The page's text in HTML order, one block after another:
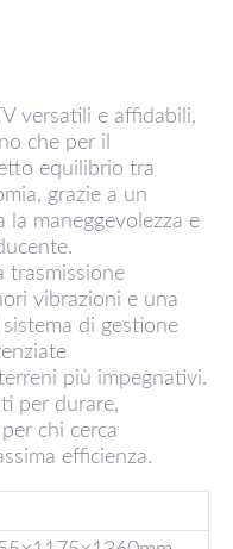
versatili e affidabili,
che per il
equilibrio tra
grazie a un
la maneggevolezza e
trasmissione
vibrazioni e una
di gestione
più impegnativi.
per durare,
chi cerca
efficienza.